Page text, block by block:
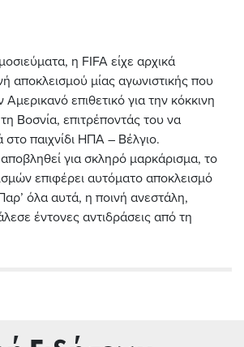
η FIFA είχε αρχικά
αποκλεισμού μίας αγωνιστικής που
Αμερικανό επιθετικό για την κόκκινη
Βοσνία, επιτρέποντάς του να
στο παιχνίδι ΗΠΑ – Βέλγιο.
για σκληρό μαρκάρισμα, το
επιφέρει αυτόματο αποκλεισμό
όλα αυτά, η ποινή ανεστάλη,
έντονες αντιδράσεις από τη